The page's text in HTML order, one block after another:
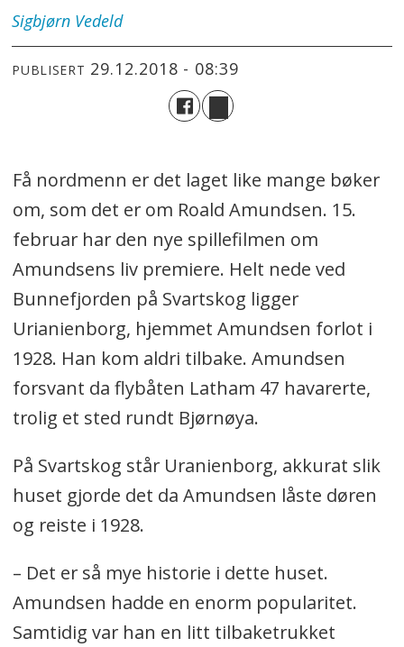
Sigbjørn Vedeld
PUBLISERT 29.12.2018 - 08:39
Få nordmenn er det laget like mange bøker
om, som det er om Roald Amundsen. 15.
februar har den nye spillefilmen om
Amundsens liv premiere. Helt nede ved
Bunnefjorden på Svartskog ligger
Urianienborg, hjemmet Amundsen forlot i
1928. Han kom aldri tilbake. Amundsen
forsvant da flybåten Latham 47 havarerte,
trolig et sted rundt Bjørnøya.
På Svartskog står Uranienborg, akkurat slik
huset gjorde det da Amundsen låste døren
og reiste i 1928.
– Det er så mye historie i dette huset.
Amundsen hadde en enorm popularitet.
Samtidig var han en litt tilbaketrukket